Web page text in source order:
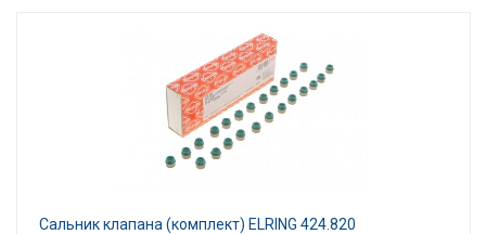
Сальник клапана (комплект) ELRING 424.820